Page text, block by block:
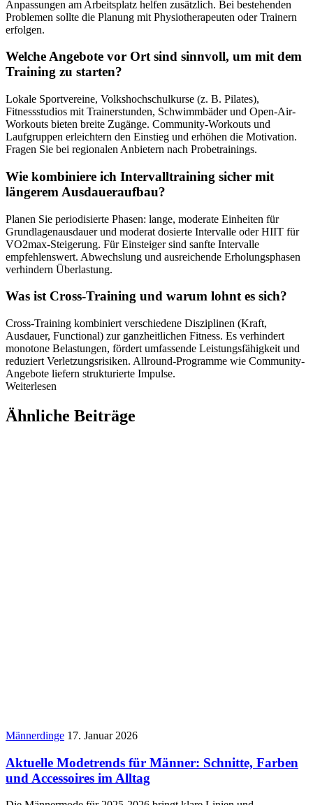
Anpassungen am Arbeitsplatz helfen zusätzlich. Bei bestehenden
Problemen sollte die Planung mit Physiotherapeuten oder Trainern
erfolgen.
Welche Angebote vor Ort sind sinnvoll, um mit dem
Training zu starten?
Lokale Sportvereine, Volkshochschulkurse (z. B. Pilates),
Fitnessstudios mit Trainerstunden, Schwimmbäder und Open-Air-
Workouts bieten breite Zugänge. Community-Workouts und
Laufgruppen erleichtern den Einstieg und erhöhen die Motivation.
Fragen Sie bei regionalen Anbietern nach Probetrainings.
Wie kombiniere ich Intervalltraining sicher mit
längerem Ausdaueraufbau?
Planen Sie periodisierte Phasen: lange, moderate Einheiten für
Grundlagenausdauer und moderat dosierte Intervalle oder HIIT für
VO2max-Steigerung. Für Einsteiger sind sanfte Intervalle
empfehlenswert. Abwechslung und ausreichende Erholungsphasen
verhindern Überlastung.
Was ist Cross-Training und warum lohnt es sich?
Cross-Training kombiniert verschiedene Disziplinen (Kraft,
Ausdauer, Functional) zur ganzheitlichen Fitness. Es verhindert
monotone Belastungen, fördert umfassende Leistungsfähigkeit und
reduziert Verletzungsrisiken. Allround-Programme wie Community-
Angebote liefern strukturierte Impulse.
Weiterlesen
Ähnliche Beiträge
Männerdinge 17. Januar 2026
Aktuelle Modetrends für Männer: Schnitte, Farben
und Accessoires im Alltag